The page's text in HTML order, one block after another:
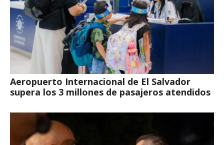
Aeropuerto Internacional de El Salvador
supera los 3 millones de pasajeros atendidos